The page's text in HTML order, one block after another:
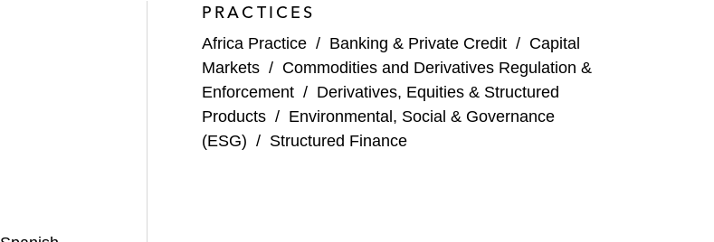
PRACTICES
Africa Practice / Banking & Private Credit / Capital
Markets / Commodities and Derivatives Regulation &
Enforcement / Derivatives, Equities & Structured
Products / Environmental, Social & Governance
(ESG) / Structured Finance